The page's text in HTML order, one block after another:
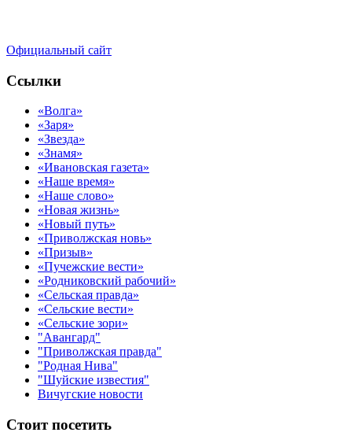
Официальный сайт
Ссылки
«Волга»
«Заря»
«Звезда»
«Знамя»
«Ивановская газета»
«Наше время»
«Наше слово»
«Новая жизнь»
«Новый путь»
«Приволжская новь»
«Призыв»
«Пучежские вести»
«Родниковский рабочий»
«Сельская правда»
«Сельские вести»
«Сельские зори»
"Авангард"
"Приволжская правда"
"Родная Нива"
"Шуйские известия"
Вичугские новости
Стоит посетить